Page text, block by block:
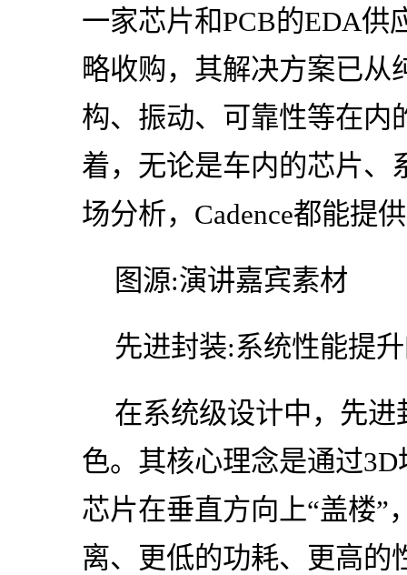
一家芯片和PCB的EDA供
略收购，其解决方案已从
构、振动、可靠性等在内
着，无论是车内的芯片、
场分析，Cadence都能提
图源:演讲嘉宾素材
先进封装:系统性能提
在系统级设计中，先
色。其核心理念是通过
芯片在垂直方向上“盖楼”
离、更低的功耗、更高的